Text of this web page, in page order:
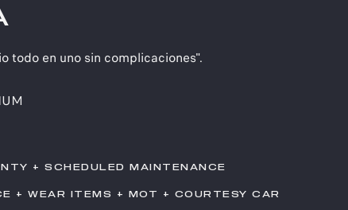
todo en uno sin complicaciones".
+ SCHEDULED MAINTENANCE
+ WEAR ITEMS + MOT + COURTESY CAR